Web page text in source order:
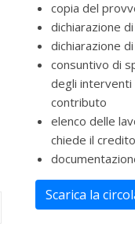
tendina per
copia del
dichiarazione
dichiarazione
consuntivo di
degli interventi
contributo
elenco delle
chiede il
Scarica la